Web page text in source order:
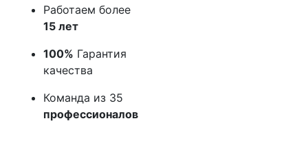
Работаем более
15 лет
100% Гарантия
качества
Команда из 35
профессионалов